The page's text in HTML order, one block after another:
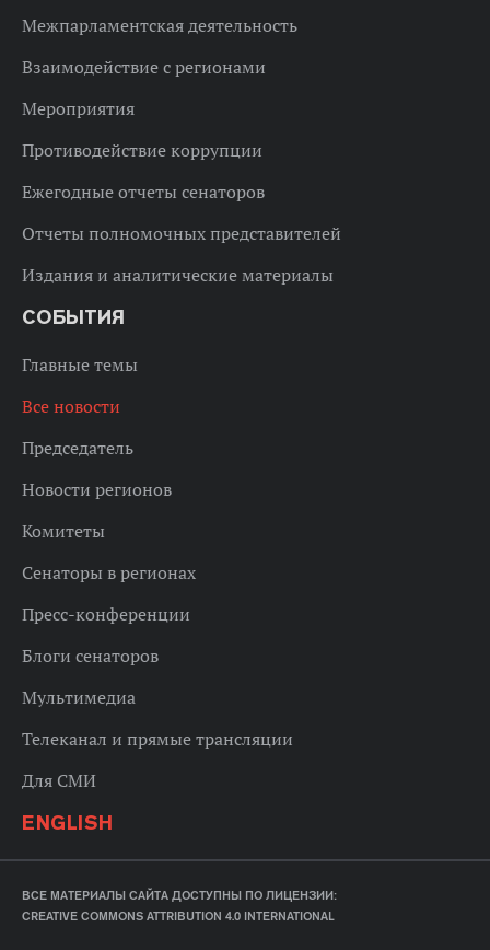
Межпарламентская деятельность
Взаимодействие с регионами
Мероприятия
Противодействие коррупции
Ежегодные отчеты сенаторов
Отчеты полномочных представителей
Издания и аналитические материалы
СОБЫТИЯ
Главные темы
Все новости
Председатель
Новости регионов
Комитеты
Сенаторы в регионах
Пресс-конференции
Блоги сенаторов
Мультимедиа
Телеканал и прямые трансляции
Для СМИ
ENGLISH
ВСЕ МАТЕРИАЛЫ САЙТА ДОСТУПНЫ ПО ЛИЦЕНЗИИ:
CREATIVE COMMONS ATTRIBUTION 4.0 INTERNATIONAL